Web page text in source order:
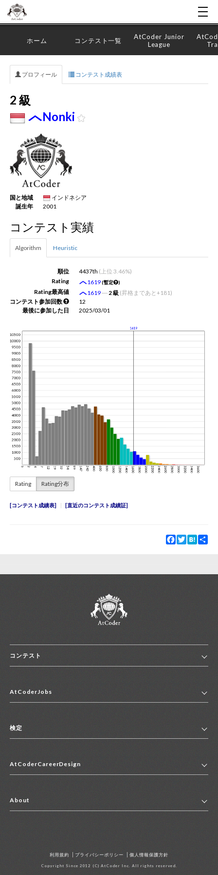
JP EN
ホーム コンテスト一覧
AtCoder Junior
League
プロフィール コンテスト成績表
2 級
Nonki
国と地域
インドネシア
誕生年
2001
コンテスト実績
Algorithm Heuristic
順位 4437th (上位 3.46%)
Rating
1619(暫定 )
Rating最高値 1619― 2 級 (昇格まであと+181)
コンテスト参加回数
12
最後に参加した日
2025/03/01
Rating Rating分布
コンテスト成績表 直近のコンテスト成績証
Facebook
TwitterHatena
コンテスト
コンテスト一覧
便利リンク集
AtCoderJobs
2027年新卒採用求人一覧
中途採用求人一覧
アルバイト求人一覧
その他求人一覧
検定
マイページ
AtCoderCareerDesign
About
Copyright Since 2012 (C) AtCoder Inc. All rights reserved.
利用規約 プライバシーポリシー 個人情報保護方針